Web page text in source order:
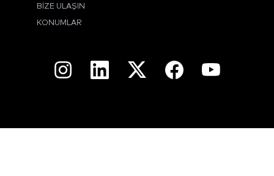
BIZE ULAŞIN
KONUMLAR